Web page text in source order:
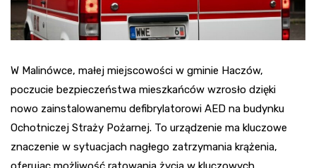
W Malinówce, małej miejscowości w gminie Haczów,
poczucie bezpieczeństwa mieszkańców wzrosło dzięki
nowo zainstalowanemu defibrylatorowi AED na budynku
Ochotniczej Straży Pożarnej. To urządzenie ma kluczowe
znaczenie w sytuacjach nagłego zatrzymania krążenia,